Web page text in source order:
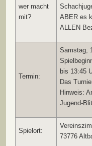
wer macht
mit?
ABER es
ALLEN
Termin:
Samstag,
bis 13:45
Das
Hinweis:
Jugend-
Spielort:
73776